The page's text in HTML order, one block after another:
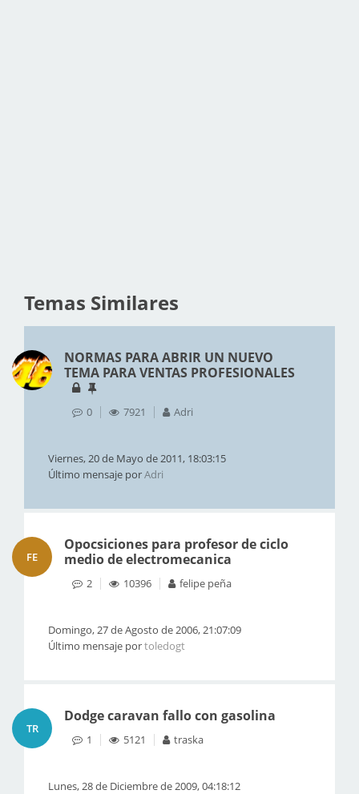
Temas Similares
NORMAS PARA ABRIR UN NUEVO
TEMA PARA VENTAS PROFESIONALES
0 7921 Adri
Viernes, 20 de Mayo de 2011, 18:03:15
Último mensaje porAdri
FE
Opocsiciones para profesor de ciclo
medio de electromecanica
2 10396 felipe peña
Domingo, 27 de Agosto de 2006, 21:07:09
Último mensaje portoledogt
TR
Dodge caravan fallo con gasolina
1 5121 traska
Lunes, 28 de Diciembre de 2009, 04:18:12